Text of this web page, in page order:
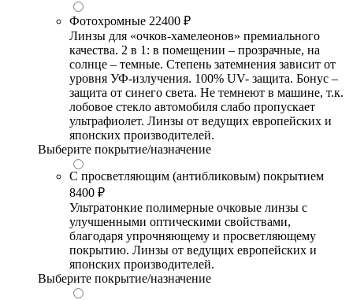
Фотохромные 22400 ₽
Линзы для «очков-хамелеонов» премиального
качества. 2 в 1: в помещении – прозрачные, на
солнце – темные. Степень затемнения зависит от
уровня УФ-излучения. 100% UV- защита. Бонус –
защита от синего света. Не темнеют в машине, т.к.
лобовое стекло автомобиля слабо пропускает
ультрафиолет. Линзы от ведущих европейских и
японских производителей.
Выберите покрытие/назначение
С просветляющим (антибликовым) покрытием
8400 ₽
Ультратонкие полимерные очковые линзы с
улучшенными оптическими свойствами,
благодаря упрочняющему и просветляющему
покрытию. Линзы от ведущих европейских и
японских производителей.
Выберите покрытие/назначение